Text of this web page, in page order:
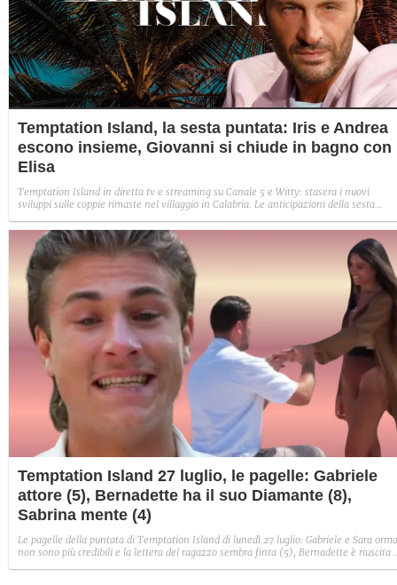
Temptation Island, la sesta puntata: Iris e Andrea
escono insieme, Giovanni si chiude in bagno con
Elisa
Temptation Island in diretta tv e streaming su Canale 5 e Witty: stasera i nuovi
sviluppi sulle coppie rimaste nel villaggio in Calabria. Le anticipazioni della sesta
Sabrina rifiuta il falò con Giovanni e si avvicina a Lory.
Temptation Island 27 luglio, le pagelle: Gabriele
attore (5), Bernadette ha il suo Diamante (8),
Sabrina mente (4)
Le pagelle della puntata di Temptation Island di lunedì 27 luglio: Gabriele e Sara
non sono più credibili e la lettera del ragazzo sembra finta (5), Bernadette è riuscita